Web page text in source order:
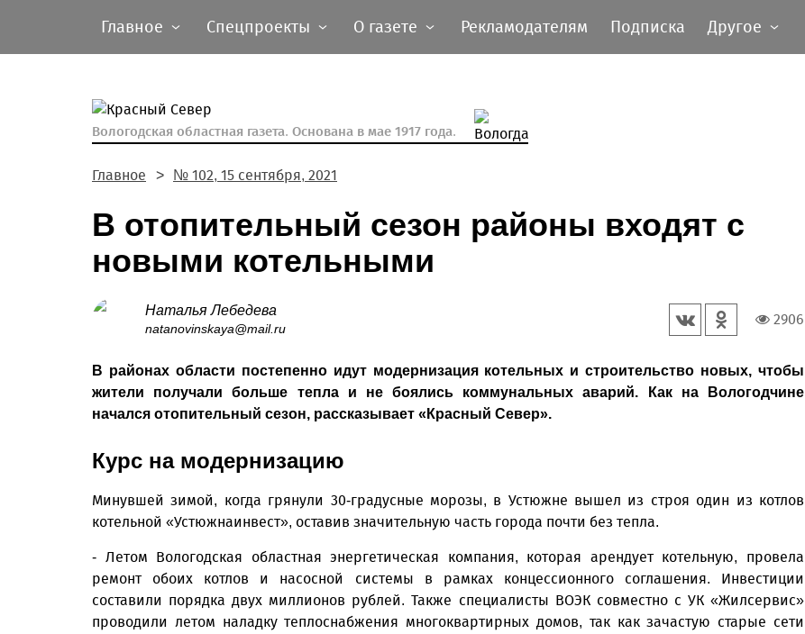
Главное Спецпроекты О газете Рекламодателям Подписка Другое
Вологодская областная газета. Основана в мае 1917 года.
Главное № 102, 15 сентября, 2021
В отопительный сезон районы входят с
новыми котельными
Наталья Лебедева
natanovinskaya@mail.ru
2906
В районах области постепенно идут модернизация котельных и строительство новых, чтобы
жители получали больше тепла и не боялись коммунальных аварий. Как на Вологодчине
начался отопительный сезон, рассказывает «Красный Север».
Курс на модернизацию
Минувшей зимой, когда грянули 30-градусные морозы, в Устюжне вышел из строя один из котлов
котельной «Устюжнаинвест», оставив значительную часть города почти без тепла.
- Летом Вологодская областная энергетическая компания, которая арендует котельную, провела
ремонт обоих котлов и насосной системы в рамках концессионного соглашения. Инвестиции
составили порядка двух миллионов рублей. Также специалисты ВОЭК совместно с УК «Жилсервис»
проводили летом наладку теплоснабжения многоквартирных домов, так как зачастую старые сети